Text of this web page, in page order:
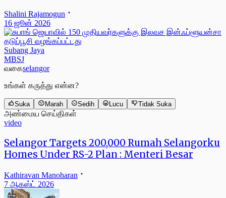
Shalini Rajamogun
16 ஜூன் 2026
Subang Jaya
MBSJ
வகைselangor
உங்கள் கருத்து என்ன?
Suka Marah Sedih Lucu Tidak Suka
அண்மைய செய்திகள்
video
Selangor Targets 200,000 Rumah Selangorku
Homes Under RS-2 Plan : Menteri Besar
Kathiravan Manoharan
7 ஆகஸ்ட் 2026